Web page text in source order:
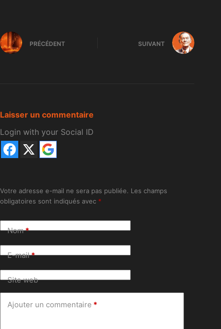
PRÉCÉDENT SUIVANT
Laisser un commentaire
Login with your Social ID
Votre adresse e-mail ne sera pas publiée. Les champs
obligatoires sont indiqués avec *
Nom*
E-mail*
Site web
Ajouter un commentaire *